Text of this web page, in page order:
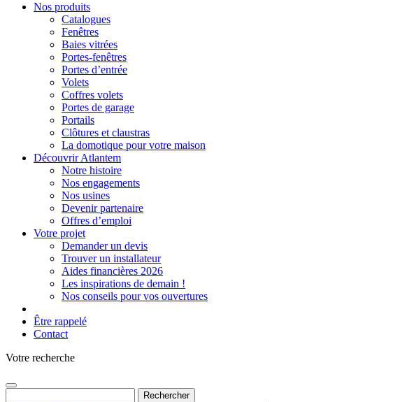
Nos produits
Catalogues
Fenêtres
Baies vitrées
Portes-fenêtres
Portes d’entrée
Volets
Coffres volets
Portes de garage
Portails
Clôtures et claustras
La domotique pour votre maison
Découvrir Atlantem
Notre histoire
Nos engagements
Nos usines
Devenir partenaire
Offres d’emploi
Votre projet
Demander un devis
Trouver un installateur
Aides financières 2026
Les inspirations de demain !
Nos conseils pour vos ouvertures
Être rappelé
Contact
Votre recherche